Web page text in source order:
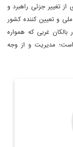
از تغییر جزئی راهبرد و
و تعیین کننده کشور
غربی که همواره
مدیریت و از وجه